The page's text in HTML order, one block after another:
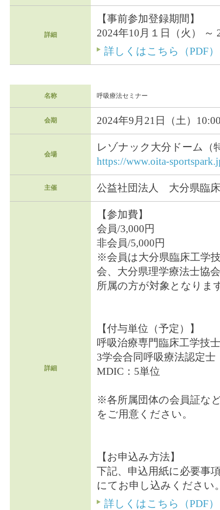
詳細
【事前参加登録期間】
2024年10月１日（火） ～
詳しくはこちら（PDF）
名称 呼吸療法セミナー
会期 2024年9月21日（土）
会場
レゾナック大分ドーム（
https://www.oita-
主催 公益社団法人 大分県臨
詳細
【参加費】
会員/3,000円
非会員/5,000円
※会員は大分県臨床工学
会、大分県理学療法士協
所属の方が対象となりま
【付与単位（予定）】
呼吸治療専門臨床工学技
3学会合同呼吸療法認定士
MDIC：5単位
※各所属団体の会員証な
をご用意ください。
【お申込み方法】
下記、申込用紙に必要事
にてお申し込みください
詳しくはこちら（PDF）